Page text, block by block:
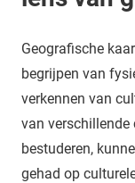
Geografische
begrijpen van
verkennen van
van verschillende
bestuderen,
gehad op